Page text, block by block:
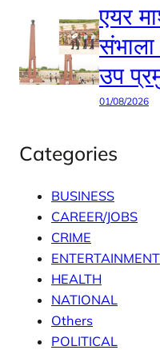
एयर
उप
01/08/2026
Categories
BUSINESS
CAREER/JOBS
CRIME
ENTERTAINMENT
HEALTH
NATIONAL
Others
POLITICAL